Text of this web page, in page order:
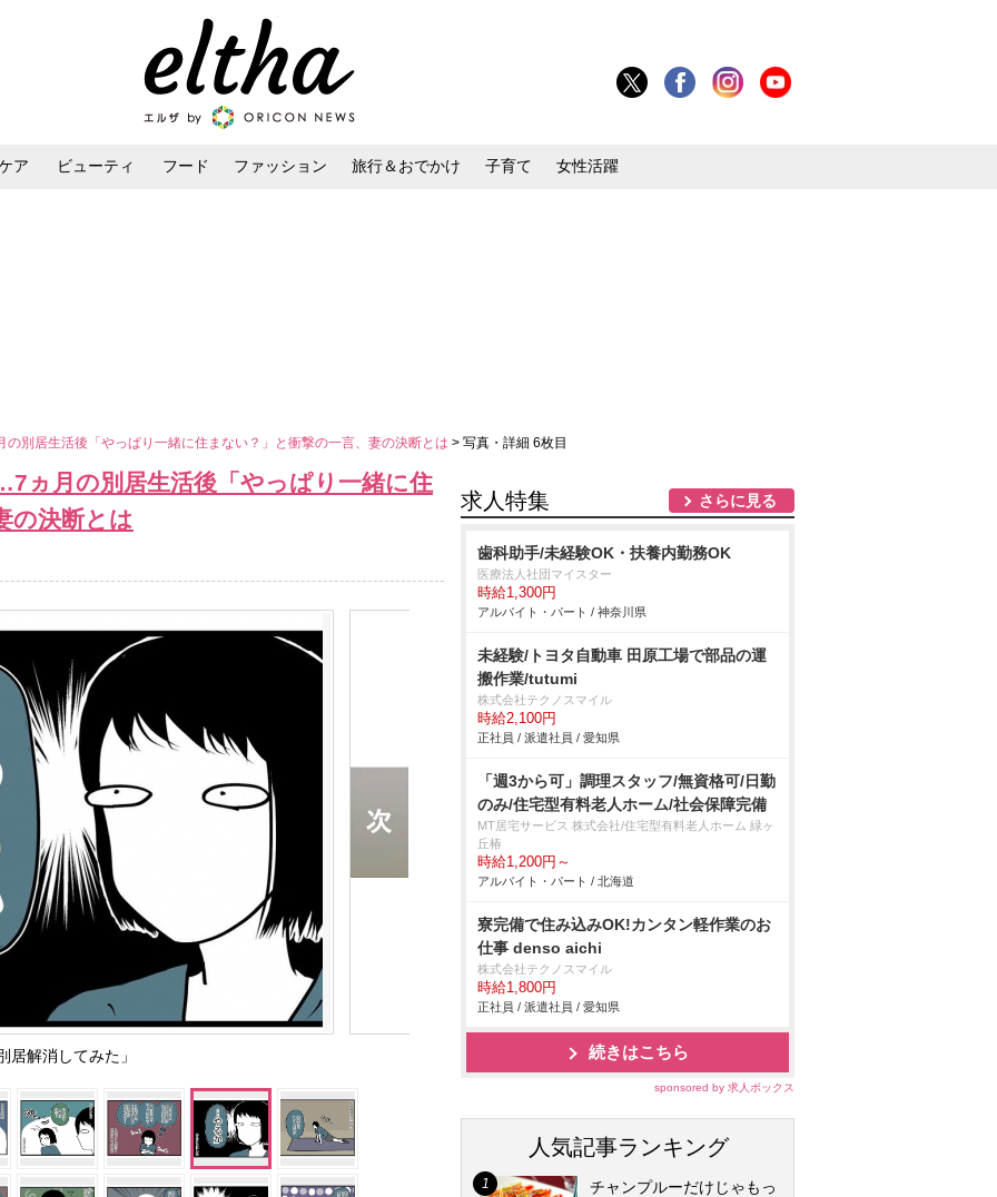
ア ビューティ フード ファッション 旅行＆おでかけ 子育て 女性活躍
別居生活後「やっぱり一緒に住まない？」と衝撃の一言、妻の決断とは > 写真・詳細 6枚目
ヵ月の別居生活後「やっぱり一緒に住
の決断とは
居解消してみた」
求人特集 さらに見る
歯科助手/未経験OK・扶養内勤務OK
医療法人社団マイスター
時給1,300円
アルバイト・パート / 神奈川県
未経験/トヨタ自動車 田原工場で部品の運
搬作業/tutumi
株式会社テクノスマイル
時給2,100円
正社員 / 派遣社員 / 愛知県
「週3から可」調理スタッフ/無資格可/日勤
のみ/住宅型有料老人ホーム/社会保障完備
MT居宅サービス 株式会社/住宅型有料老人ホーム 緑ヶ
丘椿
時給1,200円～
アルバイト・パート / 北海道
寮完備で住み込みOK!カンタン軽作業のお
仕事 denso aichi
株式会社テクノスマイル
時給1,800円
正社員 / 派遣社員 / 愛知県
続きはこちら
sponsored by 求人ボックス
人気記事ランキング
チャンプルーだけじゃもっ